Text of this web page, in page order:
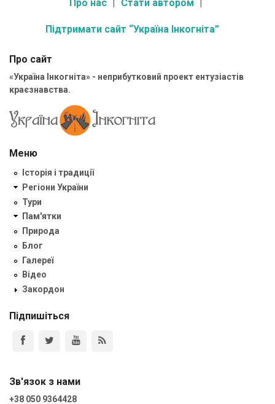
Про нас Стати автором
Підтримати сайт “Україна Інкогніта”
Про сайт
«Україна Інкогніта» - неприбутковий проект ентузіастів
краєзнавства.
Меню
Історія і традиції
Регіони України
Тури
Пам'ятки
Природа
Блог
Галереї
Відео
Закордон
Підпишіться
Зв'язок з нами
+38 050 9364428